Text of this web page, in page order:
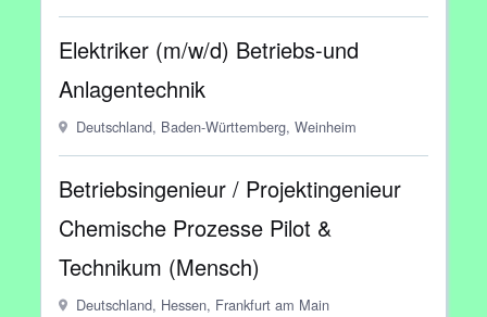
Elektriker (m/w/d) Betriebs-und
Anlagentechnik
Deutschland, Baden-Württemberg, Weinheim
Betriebsingenieur / Projektingenieur
Chemische Prozesse Pilot &
Technikum (Mensch)
Deutschland, Hessen, Frankfurt am Main